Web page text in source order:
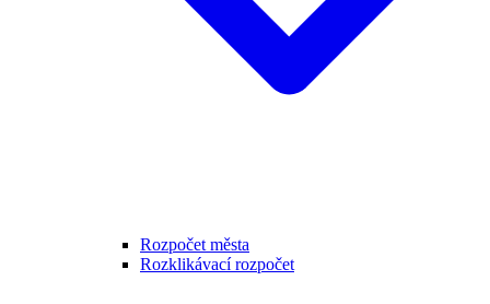
Rozpočet města
Rozklikávací rozpočet